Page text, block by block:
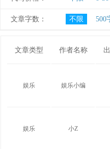
文章字数： 不限 500
文章类型 作者名称
娱乐 娱乐小编
娱乐 小Z